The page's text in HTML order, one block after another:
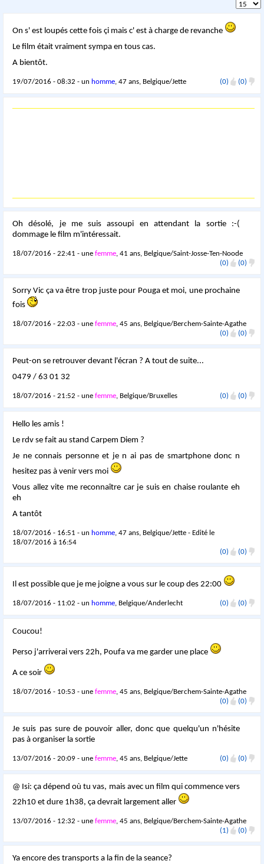
On s' est loupés cette fois çi mais c' est à charge de revanche
Le film était vraiment sympa en tous cas.
A bientôt.
19/07/2016 - 08:32 - un homme, 47 ans, Belgique/Jette (0) (0)
Oh désolé, je me suis assoupi en attendant la sortie :-(
dommage le film m'intéressait.
18/07/2016 - 22:41 - unefemme, 41 ans, Belgique/Saint-Josse-Ten-Noode
(0)
(0)
Sorry Vic ça va être trop juste pour Pouga et moi, une prochaine
fois
18/07/2016 - 22:03 - unefemme, 45 ans, Belgique/Berchem-Sainte-Agathe
(0)
(0)
Peut-on se retrouver devant l'écran ? A tout de suite...
0479 / 63 01 32
18/07/2016 - 21:52 - unefemme, Belgique/Bruxelles (0) (0)
Hello les amis !
Le rdv se fait au stand Carpem Diem ?
Je ne connais personne et je n ai pas de smartphone donc n
hesitez pas à venir vers moi
Vous allez vite me reconnaître car je suis en chaise roulante eh
eh
A tantôt
18/07/2016 - 16:51 - un homme, 47 ans, Belgique/Jette - Edité le
18/07/2016 à 16:54
(0)
(0)
Il est possible que je me joigne a vous sur le coup des 22:00
18/07/2016 - 11:02 - un homme, Belgique/Anderlecht (0) (0)
Coucou!
Perso j'arriverai vers 22h, Poufa va me garder une place
A ce soir
18/07/2016 - 10:53 - unefemme, 45 ans, Belgique/Berchem-Sainte-Agathe
(0)
(0)
Je suis pas sure de pouvoir aller, donc que quelqu'un n'hésite
pas à organiser la sortie
13/07/2016 - 20:09 - unefemme, 45 ans, Belgique/Jette (0) (0)
@ Isi: ça dépend où tu vas, mais avec un film qui commence vers
22h10 et dure 1h38, ça devrait largement aller
13/07/2016 - 12:32 - unefemme, 45 ans, Belgique/Berchem-Sainte-Agathe
(1)
(0)
Ya encore des transports a la fin de la seance?